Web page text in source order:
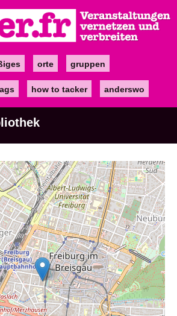
orte gruppen
how to tacker anderswo